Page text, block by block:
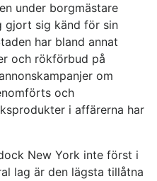
under borgmästare
gjort sig känd för sin
har bland annat
och rökförbud på
om
och
i affärerna har
New York inte först i
lag är den lägsta tillåtna